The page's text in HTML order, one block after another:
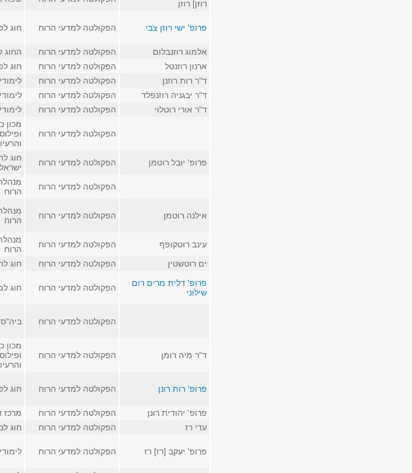
רוזן] רוזן
פרופ' ישי רוזן צבי הפקולטה למדעי הרוח חוג
אלמוג רוזנבלום הפקולטה למדעי הרוח
החוג
ארנון רוזנטל
הפקולטה למדעי הרוח
חוג
ד"ר רות רוזנן
הפקולטה למדעי הרוח
ד"ר יבגניה רוזנפלד
הפקולטה למדעי הרוח
ד"ר אורי רוטלוי
הפקולטה למדעי הרוח
הפקולטה למדעי הרוח
מכון
פרופ' יובל רוטמן
הפקולטה למדעי הרוח
חוג
ישראל
הפקולטה למדעי הרוח
הרוח
אילנה רוטמן הפקולטה למדעי הרוח
הרוח
עינב רוטקופף הפקולטה למדעי הרוח
הרוח
ים רוטשטין
הפקולטה למדעי הרוח
חוג
פרופ' דלית מרים רום
שילוני
הפקולטה למדעי הרוח חוג
הפקולטה למדעי הרוח
ד"ר מיה רומן הפקולטה למדעי הרוח
מכון
פרופ' רות רונן הפקולטה למדעי הרוח חוג
פרופ' יהודית רונן
הפקולטה למדעי הרוח מרכז
עדי רז
הפקולטה למדעי הרוח חוג
פרופ' יעקב [רז] רז הפקולטה למדעי הרוח